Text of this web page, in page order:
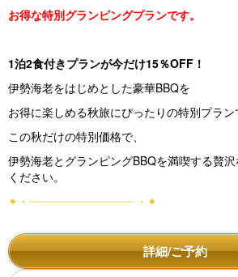
お得な特別グランピングプランです。
1泊2食付きプランが今だけ15％OFF！
伊勢海老をはじめとした豪華BBQを
お得に楽しめる秋旅にぴったりの特別プラン
この秋だけの特別価格で、
伊勢海老とグランピングBBQを満喫する贅
ください。
✦・┈┈┈┈┈┈┈┈┈┈┈┈┈┈┈┈ ・✦
詳細/ご予約